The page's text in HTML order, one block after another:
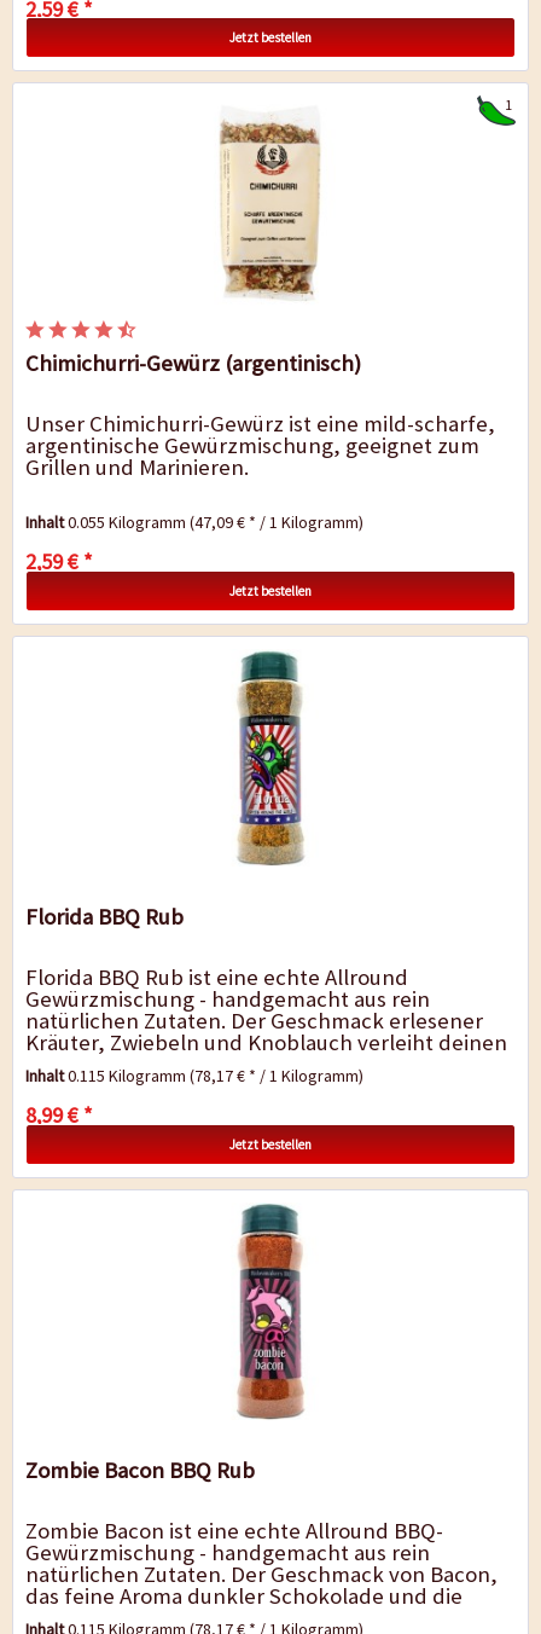
2,59 € *
Jetzt bestellen
1
Chimichurri-Gewürz (argentinisch)
Unser Chimichurri-Gewürz ist eine mild-scharfe,
argentinische Gewürzmischung, geeignet zum
Grillen und Marinieren.
Inhalt0.055 Kilogramm(47,09 € * / 1 Kilogramm)
2,59 € *
Jetzt bestellen
Florida BBQ Rub
Florida BBQ Rub ist eine echte Allround
Gewürzmischung - handgemacht aus rein
natürlichen Zutaten. Der Geschmack erlesener
Kräuter, Zwiebeln und Knoblauch verleiht deinen
Grill-Gerichten eine ganz besondere Note....
Inhalt0.115 Kilogramm(78,17 € * / 1 Kilogramm)
8,99 € *
Jetzt bestellen
Zombie Bacon BBQ Rub
Zombie Bacon ist eine echte Allround BBQ-
Gewürzmischung - handgemacht aus rein
natürlichen Zutaten. Der Geschmack von Bacon,
das feine Aroma dunkler Schokolade und die
feurige Schärfe der Ancho- und Chipotle-Chili...
Inhalt0.115 Kilogramm(78,17 € * / 1 Kilogramm)